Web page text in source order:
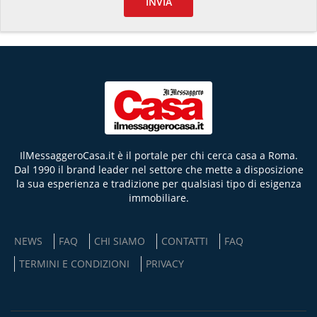
2 stanze 1 bagno
7
VENDITA APPARTAMENTO A ROMA (RM )
90 mq
3 stanze 1 bagno
IlMessaggeroCasa.it è il portale per chi cerca casa a Roma.
Dal 1990 il brand leader nel settore che mette a disposizione
la sua esperienza e tradizione per qualsiasi tipo di esigenza
immobiliare.
NEWS FAQ CHI SIAMO CONTATTI
FAQ
TERMINI E CONDIZIONI
PRIVACY